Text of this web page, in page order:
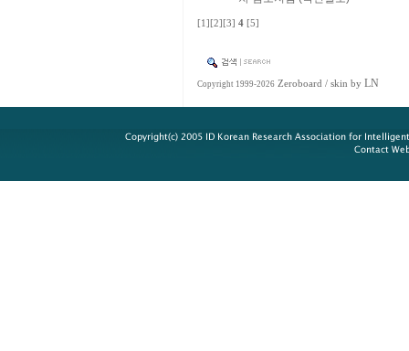
[1] [2] [3] 4 [5]
Copyright 1999-2026 Zeroboard / skin by LN